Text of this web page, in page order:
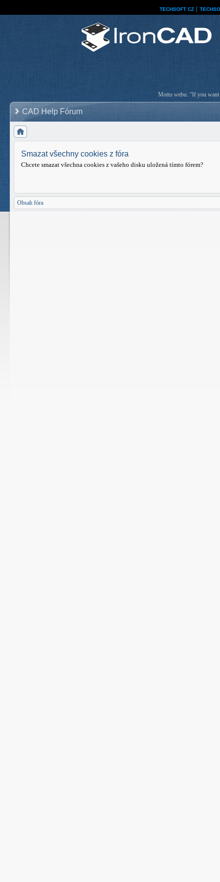
TECHSOFT CZ
Motto webu: "If you want
CAD Help Fórum
Smazat všechny cookies z fóra
Chcete smazat všechna cookies z vašeho disku uložená tímto fórem?
Obsah fóra